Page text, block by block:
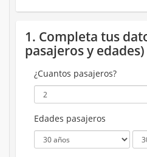
1. Completa tus
pasajeros y edades)
¿Cuantos pasajeros?
Edades pasajeros